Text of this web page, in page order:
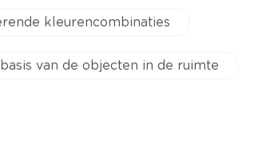
kleurencombinaties
van de objecten in de ruimte